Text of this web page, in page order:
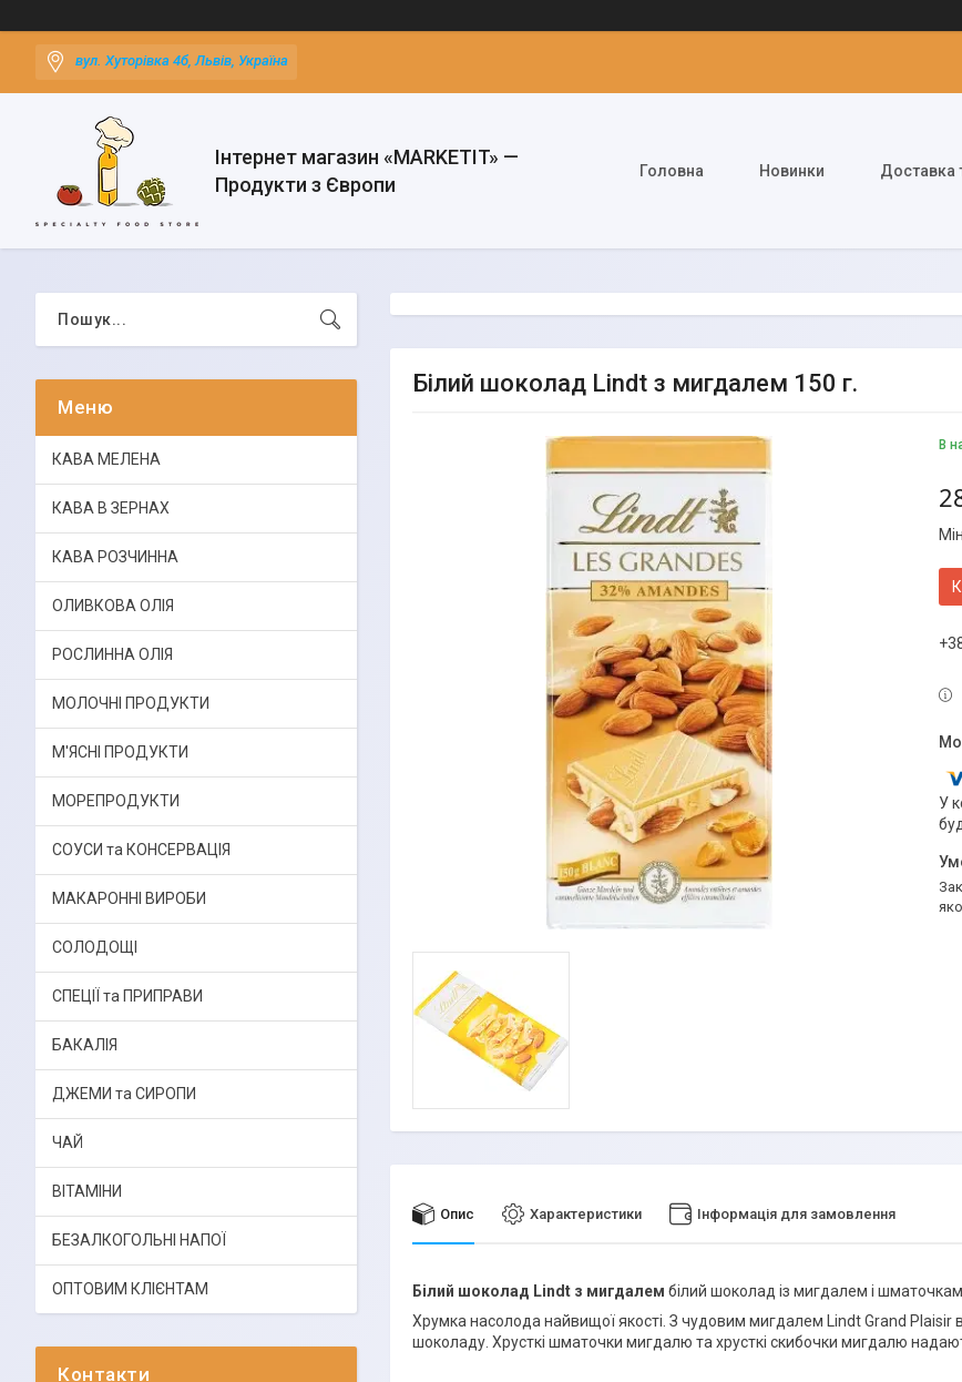
вул. Хуторівка 4б, Львів, Україна
Інтернет магазин «MARKETIT» —
Продукти з Європи
Головна Новинки Доставка
Білий шоколад Lindt з мигдалем 150 г.
В
У
Законом не передбачено повернення та обмін даного товару належної
Опис Характеристики Інформація для замовлення
Білий шоколад Lindt з мигдалем білий шоколад із мигдалем і
Хрумка насолода найвищої якості. З чудовим мигдалем Lindt Grand Plaisir
шоколаду. Хрусткі шматочки мигдалю та хрусткі скибочки мигдалю
КАВА МЕЛЕНА
КАВА В ЗЕРНАХ
КАВА РОЗЧИННА
ОЛИВКОВА ОЛІЯ
РОСЛИННА ОЛІЯ
МОЛОЧНІ ПРОДУКТИ
М'ЯСНІ ПРОДУКТИ
МОРЕПРОДУКТИ
СОУСИ та КОНСЕРВАЦІЯ
МАКАРОННІ ВИРОБИ
СОЛОДОЩІ
СПЕЦІЇ та ПРИПРАВИ
БАКАЛІЯ
ДЖЕМИ та СИРОПИ
ЧАЙ
ВІТАМІНИ
БЕЗАЛКОГОЛЬНІ НАПОЇ
ОПТОВИМ КЛІЄНТАМ